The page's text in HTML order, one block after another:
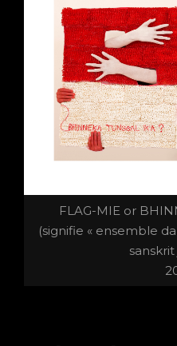
FLAG-MIE or
(signifie « ensemble
sanskrit